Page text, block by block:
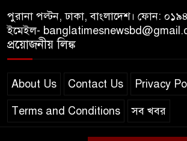
পুরানা পল্টন, ঢাকা, বাংলাদেশ। ফোন:
ইমেইল-
প্রয়োজনীয় লিঙ্ক
About Us Contact Us Privacy
Terms and Conditions সব খবর